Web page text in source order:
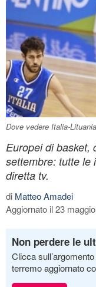
Dove vedere Italia-
Europei di basket,
settembre: tutte le
diretta tv.
di Matteo Amadei
Aggiornato il 23
Non perdere le
Clicca
terremo aggiornato